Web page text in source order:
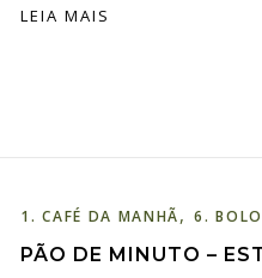
LEIA MAIS
1. CAFÉ DA MANHÃ,6.
PÃO DE MINUTO –